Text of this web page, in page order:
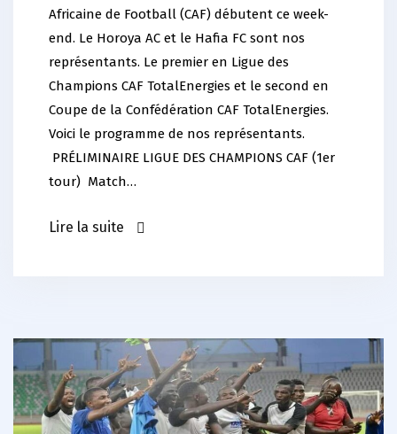
Africaine de Football (CAF) débutent ce week-
end. Le Horoya AC et le Hafia FC sont nos
représentants. Le premier en Ligue des
Champions CAF TotalEnergies et le second en
Coupe de la Confédération CAF TotalEnergies.
Voici le programme de nos représentants.
PRÉLIMINAIRE LIGUE DES CHAMPIONS CAF (1er
tour) Match…
Lire la suite